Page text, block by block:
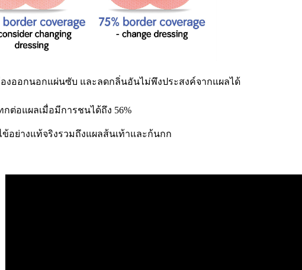
ลืองออกนอกแผ่นซับ และลดกลิ่นอันไม่พึงประสงค์จากแผลได้
ต่อแผลเมื่อมีการชนได้ถึง 56%
อย่างแท้จริงรวมถึงแผลส้นเท้าและก้นกก